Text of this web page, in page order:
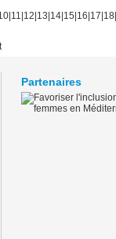
| 11 12 13 14| 15 16 17 18|
Partenaires